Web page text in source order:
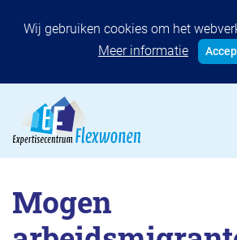
Wij gebruiken cookies om het
Meer informatie
Mogen